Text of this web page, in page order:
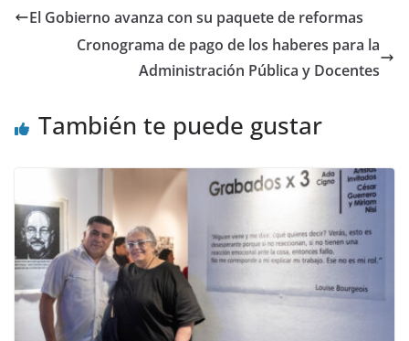
El Gobierno avanza con su paquete de reformas
Cronograma de pago de los haberes para la
Administración Pública y Docentes
También te puede gustar